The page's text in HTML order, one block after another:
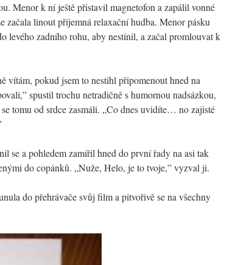
Menor k ní ještě přistavil magnetofon a zapálil vonné
začala linout příjemná relaxační hudba. Menor pásku
levého zadního rohu, aby nestínil, a začal promlouvat k
vítám, pokud jsem to nestihl připomenout hned na
spustil trochu netradičně s humornou nadsázkou,
tomu od srdce zasmáli. „Co dnes uvidíte… no zajisté
se a pohledem zamířil hned do první řady na asi tak
do copánků. „Nuže, Helo, je to tvoje,” vyzval ji.
do přehrávače svůj film a pitvořivě se na všechny